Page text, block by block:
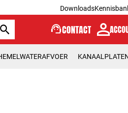
Downloads
support_agentCONTACT